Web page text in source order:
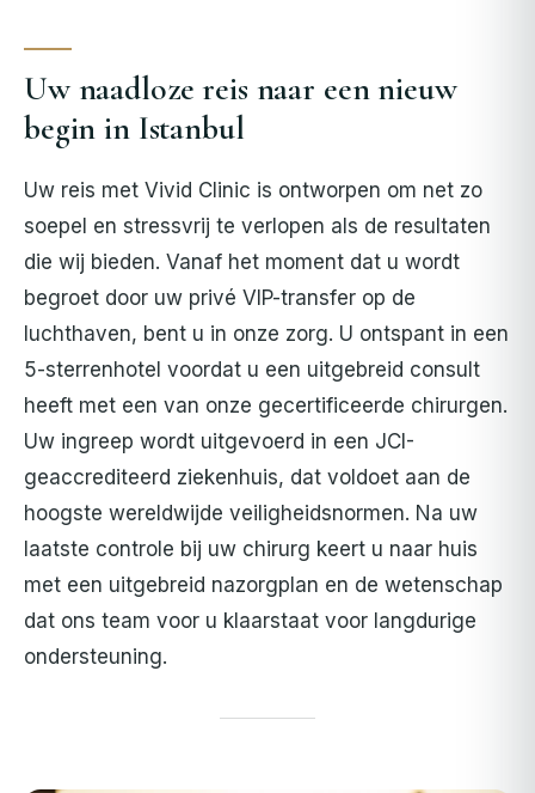
Uw naadloze reis naar een nieuw
begin in Istanbul
Uw reis met Vivid Clinic is ontworpen om net zo
soepel en stressvrij te verlopen als de resultaten
die wij bieden. Vanaf het moment dat u wordt
begroet door uw privé VIP-transfer op de
luchthaven, bent u in onze zorg. U ontspant in een
5-sterrenhotel voordat u een uitgebreid consult
heeft met een van onze gecertificeerde chirurgen.
Uw ingreep wordt uitgevoerd in een JCI-
geaccrediteerd ziekenhuis, dat voldoet aan de
hoogste wereldwijde veiligheidsnormen. Na uw
laatste controle bij uw chirurg keert u naar huis
met een uitgebreid nazorgplan en de wetenschap
dat ons team voor u klaarstaat voor langdurige
ondersteuning.